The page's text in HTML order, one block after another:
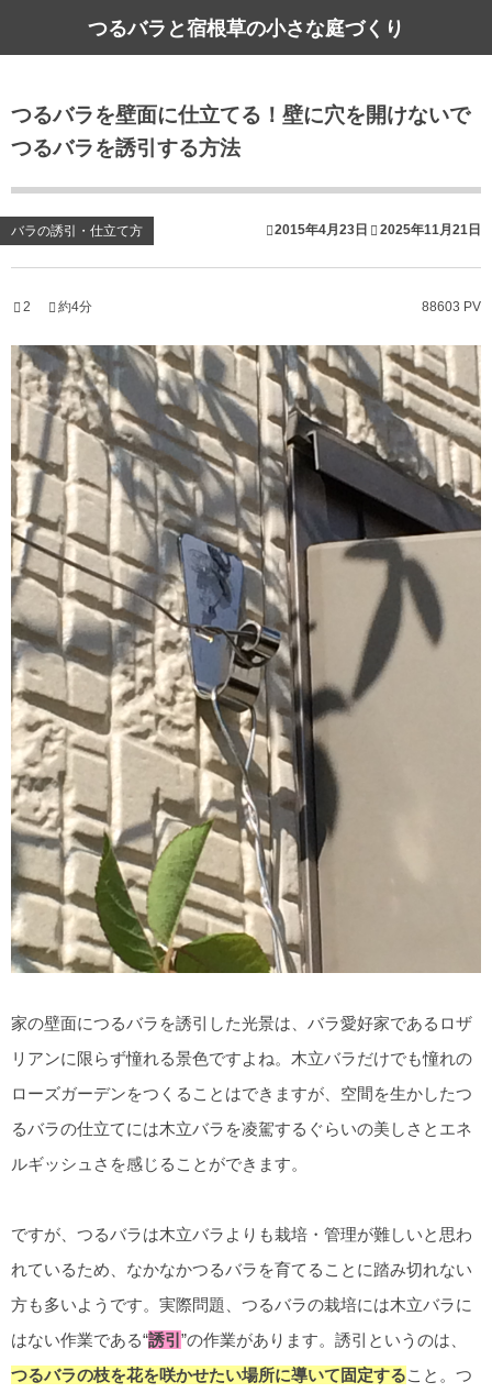
つるバラと宿根草の小さな庭づくり
つるバラを壁面に仕立てる！壁に穴を開けないで
つるバラを誘引する方法
バラの誘引・仕立て方 2015年4月23日 2025年11月21日
2 88603 PV
約4分
家の壁面につるバラを誘引した光景は、バラ愛好家であるロザ
リアンに限らず憧れる景色ですよね。木立バラだけでも憧れの
ローズガーデンをつくることはできますが、空間を生かしたつ
るバラの仕立てには木立バラを凌駕するぐらいの美しさとエネ
ルギッシュさを感じることができます。
ですが、つるバラは木立バラよりも栽培・管理が難しいと思わ
れているため、なかなかつるバラを育てることに踏み切れない
方も多いようです。実際問題、つるバラの栽培には木立バラに
はない作業である“誘引 ”の作業があります。誘引というのは、
つるバラの枝を花を咲かせたい場所に導いて固定すること。つ